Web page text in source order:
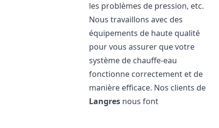
les problèmes de pression, etc.
Nous travaillons avec des
équipements de haute qualité
pour vous assurer que votre
système de chauffe-eau
fonctionne correctement et de
manière efficace. Nos clients de
Langres nous font